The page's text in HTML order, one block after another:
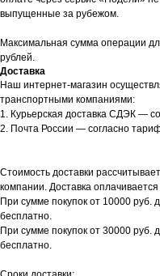
выпущенные за рубежом.
Максимальная сумма операции
рублей.
Доставка
Наш интернет-магазин
транспортными компаниями:
1. Курьерская доставка СДЭК —
2. Почта России — согласно
Стоимость доставки
компании. Доставка
При сумме покупок от 10000 руб.
бесплатно.
При сумме покупок от 30000 руб.
бесплатно.